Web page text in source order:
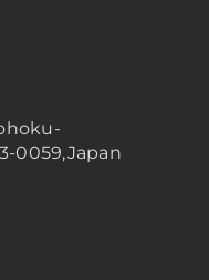
0059,Japan